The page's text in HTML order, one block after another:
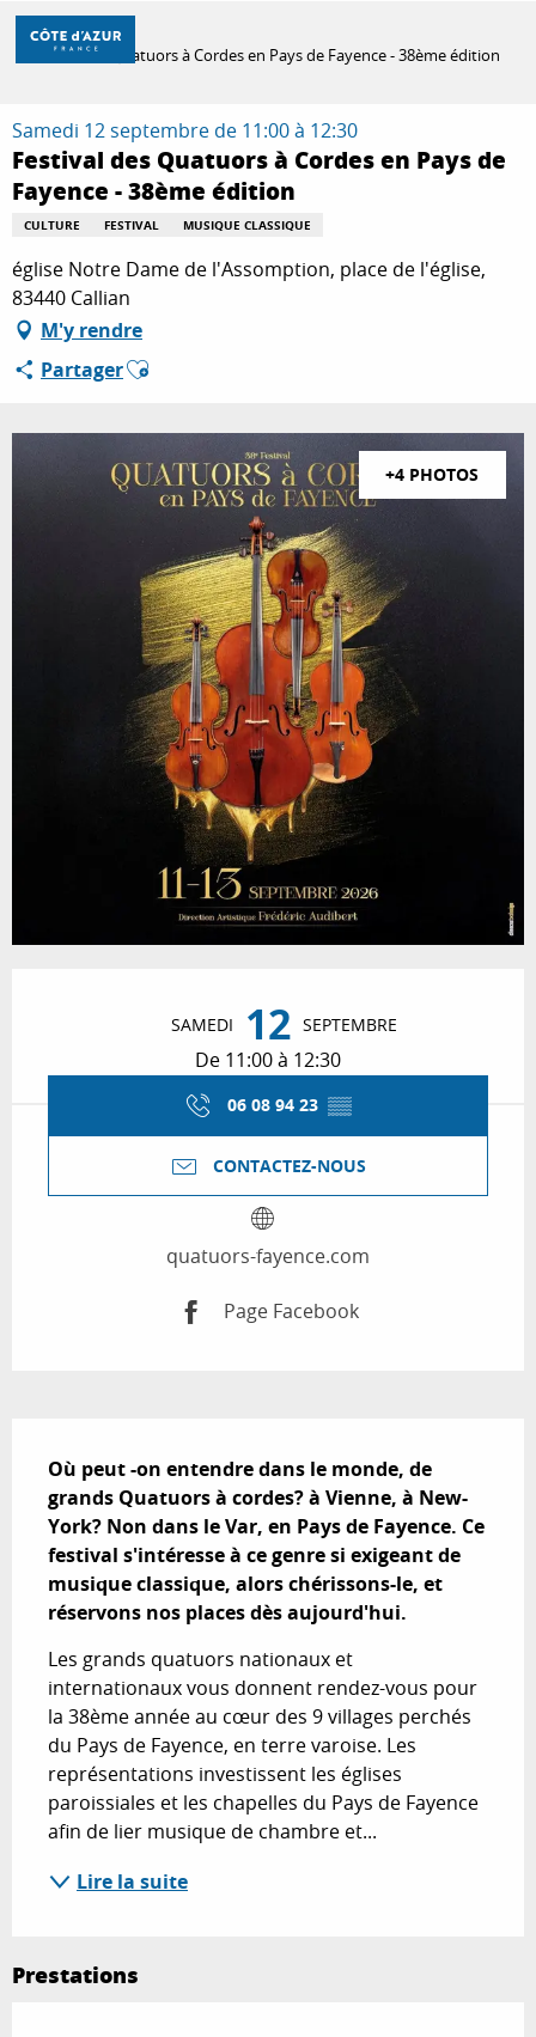
Aller
contenu
DÉCOUVRIR
À FAIRE
SÉJOURNER
Accueil
Festival des Quatuors à Cordes en Pays de Fayence - 38ème édition
Samedi 12 septembre de 11:00 à 12:30
Festival des Quatuors à Cordes en Pays de
Fayence - 38ème édition
CULTURE FESTIVAL MUSIQUE CLASSIQUE
église Notre Dame de l'Assomption, place de l'église,
83440 Callian
M'y rendre
PartagerAjouter aux favoris
+4 PHOTOS
SAMEDI 12 SEPTEMBRE
De 11:00 à 12:30
06 08 94 23 ▒▒
CONTACTEZ-NOUS
quatuors-fayence.com
Page Facebook
Où peut -on entendre dans le monde, de
grands Quatuors à cordes? à Vienne, à New-
York? Non dans le Var, en Pays de Fayence. Ce
festival s'intéresse à ce genre si exigeant de
musique classique, alors chérissons-le, et
réservons nos places dès aujourd'hui.
Les grands quatuors nationaux et
internationaux vous donnent rendez-vous pour
la 38ème année au cœur des 9 villages perchés
du Pays de Fayence, en terre varoise. Les
représentations investissent les églises
paroissiales et les chapelles du Pays de Fayence
afin de lier musique de chambre et...
Lire la suite
Prestations